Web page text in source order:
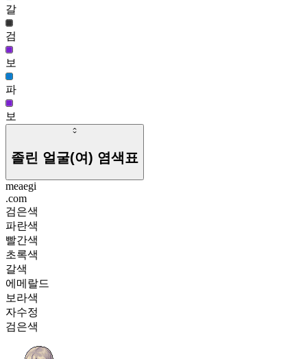
갈
검
보
파
보
졸린 얼굴(여) 염색표
meaegi
.com
검은색
파란색
빨간색
초록색
갈색
에메랄드
보라색
자수정
검은색